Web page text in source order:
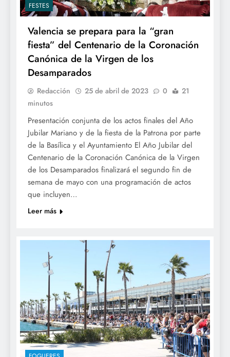
FESTES
Valencia se prepara para la “gran
fiesta” del Centenario de la Coronación
Canónica de la Virgen de los
Desamparados
Redacción 25 de abril de 2023 0
21
minutos
Presentación conjunta de los actos finales del Año
Jubilar Mariano y de la fiesta de la Patrona por parte
de la Basílica y el Ayuntamiento El Año Jubilar del
Centenario de la Coronación Canónica de la Virgen
de los Desamparados finalizará el segundo fin de
semana de mayo con una programación de actos
que incluyen…
Leer más